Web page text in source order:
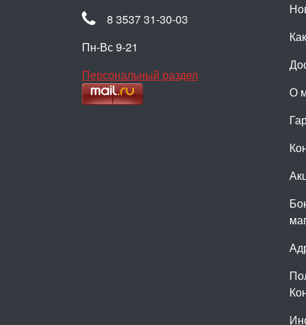
О
8 3537 31-30-03
Пн-Вс 9-21
Персональный раздел